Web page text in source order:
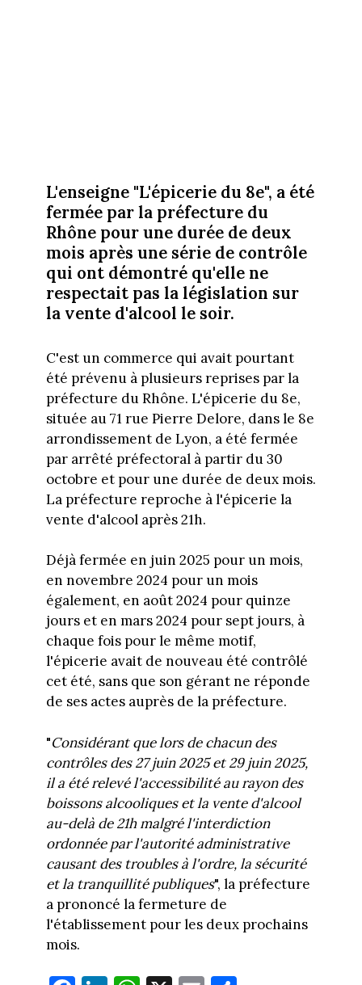
L'enseigne "L'épicerie du 8e", a été
fermée par la préfecture du
Rhône pour une durée de deux
mois après une série de contrôle
qui ont démontré qu'elle ne
respectait pas la législation sur
la vente d'alcool le soir.
C'est un commerce qui avait pourtant
été prévenu à plusieurs reprises par la
préfecture du Rhône. L'épicerie du 8e,
située au 71 rue Pierre Delore, dans le 8e
arrondissement de Lyon, a été fermée
par arrêté préfectoral à partir du 30
octobre et pour une durée de deux mois.
La préfecture reproche à l'épicerie la
vente d'alcool après 21h.
Déjà fermée en juin 2025 pour un mois,
en novembre 2024 pour un mois
également, en août 2024 pour quinze
jours et en mars 2024 pour sept jours, à
chaque fois pour le même motif,
l'épicerie avait de nouveau été contrôlé
cet été, sans que son gérant ne réponde
de ses actes auprès de la préfecture.
"Considérant que lors de chacun des
contrôles des 27 juin 2025 et 29 juin 2025,
il a été relevé l'accessibilité au rayon des
boissons alcooliques et la vente d'alcool
au-delà de 21h malgré l'interdiction
ordonnée par l'autorité administrative
causant des troubles à l'ordre, la sécurité
et la tranquillité publiques", la préfecture
a prononcé la fermeture de
l'établissement pour les deux prochains
mois.